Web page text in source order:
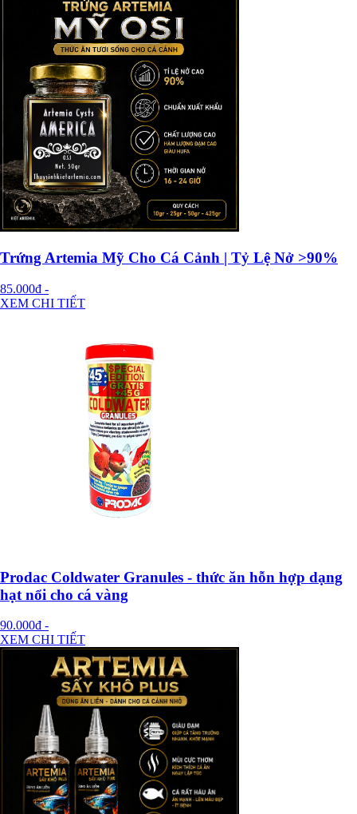
Trứng Artemia Mỹ Cho Cá Cảnh | Tỷ Lệ Nở >90%
85.000đ -
XEM CHI TIẾT
Prodac Coldwater Granules - thức ăn hỗn hợp dạng
hạt nổi cho cá vàng
90.000đ -
XEM CHI TIẾT